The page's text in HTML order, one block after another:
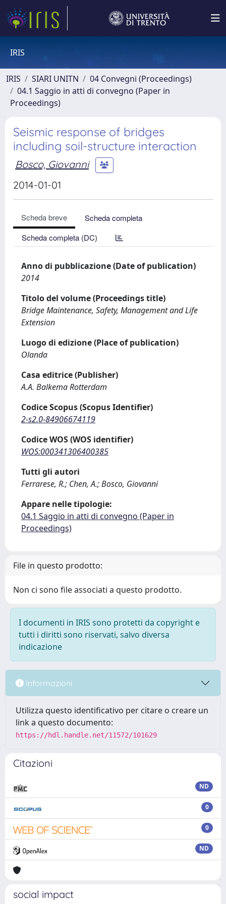
IRIS
IRIS SIARI UNITN
04 Convegni (Proceedings)
04.1 Saggio in atti di convegno (Paper in
Proceedings)
Seismic response of bridges
including soil-structure interaction
Bosco, Giovanni
2014-01-01
Scheda breve
Scheda completa
Scheda completa (DC)
Anno di pubblicazione (Date of publication)
2014
Titolo del volume (Proceedings title)
Bridge Maintenance, Safety, Management and Life
Extension
Luogo di edizione (Place of publication)
Olanda
Casa editrice (Publisher)
A.A. Balkema Rotterdam
Codice Scopus (Scopus Identifier)
2-s2.0-84906674119
Codice WOS (WOS identifier)
WOS:000341306400385
Tutti gli autori
Ferrarese, R.; Chen, A.; Bosco, Giovanni
Appare nelle tipologie:
04.1 Saggio in atti di convegno (Paper in
Proceedings)
File in questo prodotto:
Non ci sono file associati a questo prodotto.
I documenti in IRIS sono protetti da copyright e
tutti i diritti sono riservati, salvo diversa
indicazione
Informazioni
Utilizza questo identificativo per citare o creare un
link a questo documento:
https://hdl.handle.net/11572/101629
Citazioni
ND
0
0
ND
social impact